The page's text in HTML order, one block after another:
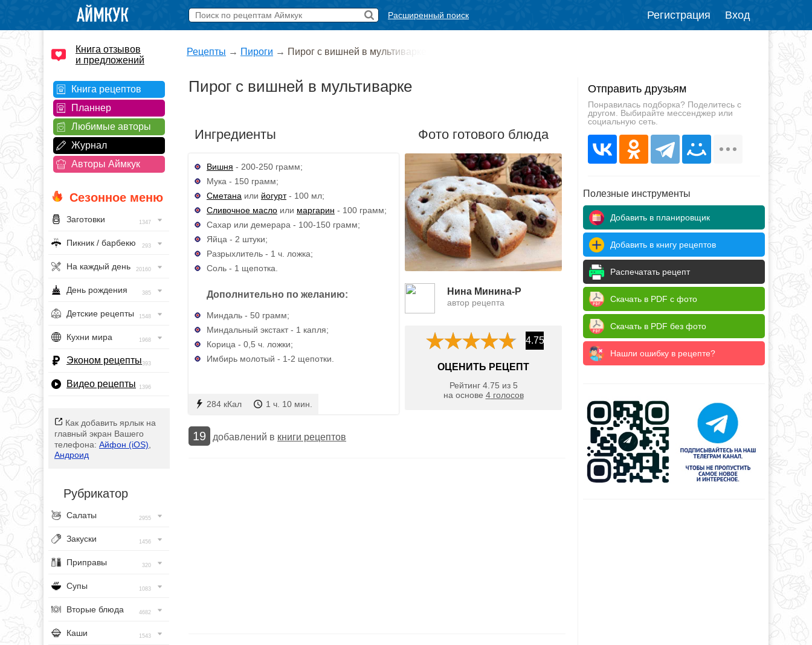
Расширенный поиск Регистрация Вход
Книга отзывов
и предложений
Книга рецептов
Планнер
Любимые авторы
Журнал
Авторы Аймкук
Сезонное меню
Заготовки 1347
Пикник / барбекю 293
На каждый день 20160
День рождения 385
Детские рецепты 1548
Кухни мира 1968
Эконом рецепты393
Видео рецепты 1396
Как добавить ярлык на
главный экран Вашего
телефона: Айфон (iOS)
Андроид
Рубрикатор
Салаты 2955
Закуски 1456
Приправы 320
Супы 1083
Вторые блюда 4682
Каши 1543
Рецепты → Пироги → Пирог с вишней в мультиварке
Пирог с вишней в мультиварке
Ингредиенты
Вишня - 200-250 грамм;
Мука - 150 грамм;
Сметана или йогурт- 100 мл;
Сливочное масло или маргарин - 100 грамм;
Сахар или демерара - 100-150 грамм;
Яйца - 2 штуки;
Разрыхлитель - 1 ч. ложка;
Соль - 1 щепотка.
Дополнительно по желанию:
Миндаль - 50 грамм;
Миндальный экстакт - 1 капля;
Корица - 0,5 ч. ложки;
Имбирь молотый - 1-2 щепотки.
284 кКал 1 ч. 10 мин.
Фото готового блюда
Нина Минина-Р
автор рецепта
4.75
ОЦЕНИТЬ РЕЦЕПТ
Рейтинг 4.75 из 5
на основе 4голосов
19 добавлений в книги рецептов
Отправить друзьям
Понравилась подборка? Поделитесь с
другом. Выбирайте мессенджер или
социальную сеть.
Полезные инструменты
Добавить в планировщик
Добавить в книгу рецептов
Распечатать рецепт
Скачать в PDF с фото
Скачать в PDF без фото
Нашли ошибку в рецепте?